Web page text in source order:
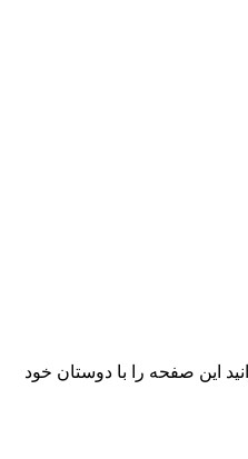
این صفحه را با دوستان خود